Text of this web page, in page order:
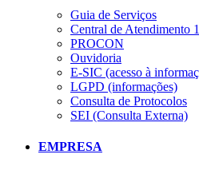
Guia de Serviços
Central de Atendimento
PROCON
Ouvidoria
E-SIC (acesso à
LGPD (informações)
Consulta de Protocolos
SEI (Consulta Externa)
EMPRESA